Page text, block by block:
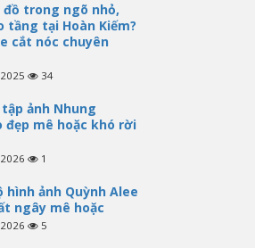
đồ trong ngõ nhỏ,
tầng tại Hoàn Kiếm?
cắt nóc chuyên
34
ảnh Nhung
đẹp mê hoặc khó rời
1
hình ảnh Quỳnh Alee
ngây mê hoặc
5